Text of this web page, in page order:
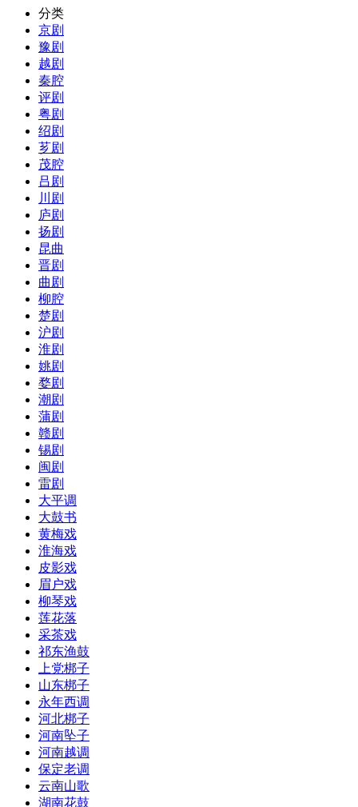
分类
京剧
豫剧
越剧
秦腔
评剧
粤剧
绍剧
芗剧
茂腔
吕剧
川剧
庐剧
扬剧
昆曲
晋剧
曲剧
柳腔
楚剧
沪剧
淮剧
姚剧
婺剧
潮剧
蒲剧
赣剧
锡剧
闽剧
雷剧
大平调
大鼓书
黄梅戏
淮海戏
皮影戏
眉户戏
柳琴戏
莲花落
采茶戏
祁东渔鼓
上党梆子
山东梆子
永年西调
河北梆子
河南坠子
河南越调
保定老调
云南山歌
湖南花鼓